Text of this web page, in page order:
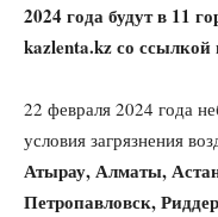
2024 года будут в 11
kazlenta.kz со
22 февраля 2024 года
условия загрязнения
Атырау, Алматы,
Петропавловск,